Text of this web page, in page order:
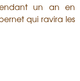
un an en
qui ravira les